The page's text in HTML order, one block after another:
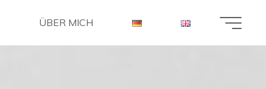
ÜBER MICH